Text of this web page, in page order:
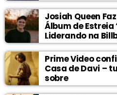
Josiah Queen
Álbum de Estreia
Liderando na
Prime Video
Casa de Davi –
sobre